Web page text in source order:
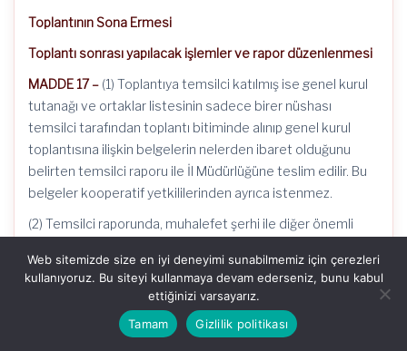
Toplantının Sona Ermesi
Toplantı sonrası yapılacak işlemler ve rapor düzenlenmesi
MADDE 17 – (1) Toplantıya temsilci katılmış ise genel kurul
tutanağı ve ortaklar listesinin sadece birer nüshası
temsilci tarafından toplantı bitiminde alınıp genel kurul
toplantısına ilişkin belgelerin nelerden ibaret olduğunu
belirten temsilci raporu ile İl Müdürlüğüne teslim edilir. Bu
belgeler kooperatif yetkililerinden ayrıca istenmez.
(2) Temsilci raporunda, muhalefet şerhi ile diğer önemli
düzenlenememesi ya da imzalanamaması gibi durumlarda
bu hususlara raporda mutlaka yer verilecektir. Bu gibi
hususlar söz konusu değilse raporda, toplantıda önemli bir
hususun olmadığının belirtilmesi ile yetinilir.
Web sitemizde size en iyi deneyimi sunabilmemiz için çerezleri
kullanıyoruz. Bu siteyi kullanmaya devam ederseniz, bunu kabul
ettiğinizi varsayarız.
Tamam
Gizlilik politikası